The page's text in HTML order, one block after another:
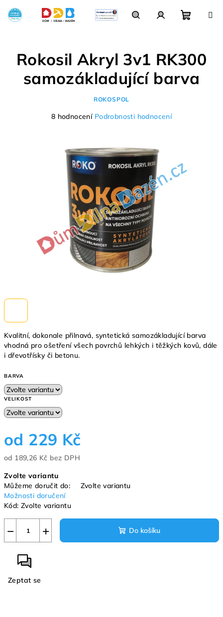
obsah
košík
Kvalitní, dokonale přilnavá, syntetická samozákladující barva
vhodná pro ošetření všech povrchů lehkých i těžkých kovů, dále
i dřevotřísky či betonu.
BARVA
VELIKOST
od 229 Kč
od 189,26 Kč bez DPH
cena:
Zvolte variantu
Můžeme doručit do:
Zvolte variantu
Možnosti doručení
Kód: Zvolte variantu
+
− Do košíku
Zeptat se
Rokosil Akryl 3v1 RK300
samozákladující barva
ROKOSPOL
Průměrné
hvězdiček.
8 hodnocení Podrobnosti hodnocení